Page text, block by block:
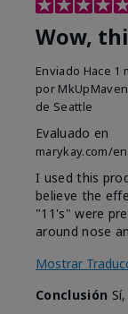
Wow,
Enviado Hace 1
por MkUpMaven
de Seattle
Evaluado en
marykay.com/
I used this
believe the
"11's" were
around nose
Mostrar
Conclusión